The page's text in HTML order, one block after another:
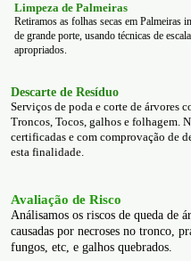
Limpeza de Palmeiras
Retiramos as folhas secas em Palmeiras
de grande porte, usando técnicas de
apropriados.
Descarte de Resíduo
Serviços de poda e corte de árvores
Troncos, Tocos, galhos e folhagem.
certificadas e com comprovação de
esta finalidade.
Avaliação de Risco
Análisamos os riscos de queda de
causadas por necroses no tronco,
fungos, etc, e galhos quebrados.